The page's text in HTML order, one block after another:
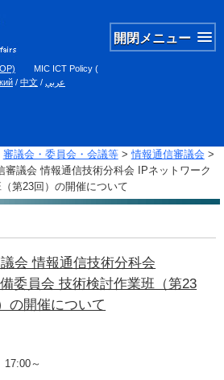
開閉メニュー
MIC ICT Policy (
/ 中文 / عربي
審議会・委員会・会議等>情報通信審議会 >
議会 情報通信技術分科会 IPネットワーク
第23回）の開催について
会 情報通信技術分科会
委員会 技術検討作業班（第23
の開催について
17:00～